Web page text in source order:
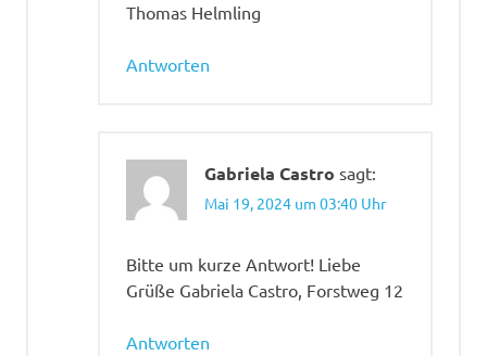
Thomas Helmling
Antworten
Gabriela Castro sagt:
Mai 19, 2024 um 03:40 Uhr
Bitte um kurze Antwort! Liebe
Grüße Gabriela Castro, Forstweg 12
Antworten